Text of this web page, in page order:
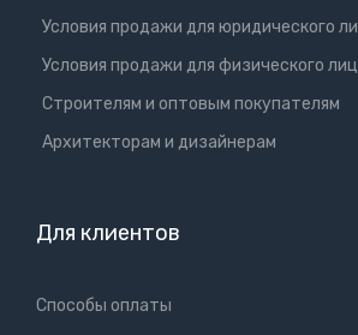
Условия продажи для юридического
Условия продажи для физического
Cтроителям и оптовым покупателям
Aрхитекторам и дизайнерам
Для клиентов
Способы оплаты